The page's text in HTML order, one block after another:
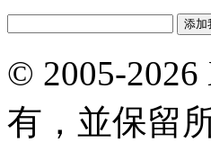
© 2005-
有，並保留